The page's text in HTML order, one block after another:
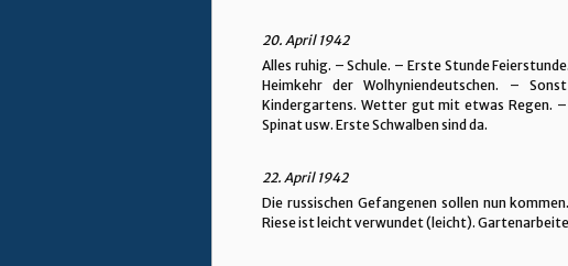
20. April 1942
Alles ruhig. – Schule. – Erste Stunde
Heimkehr der Wolhyniendeutschen. –
Kindergartens. Wetter gut mit etwas Regen.
Spinat usw. Erste Schwalben sind da.
22. April 1942
Die russischen Gefangenen sollen nun
Riese ist leicht verwundet (leicht).